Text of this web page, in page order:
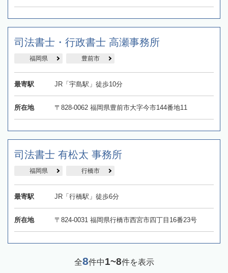
司法書士・行政書士 高瀬事務所
福岡県 豊前市
最寄駅 JR「宇島駅」徒歩10分
所在地 〒828-0062 福岡県豊前市大字今市144番地11
司法書士 有松太 事務所
福岡県 行橋市
最寄駅 JR「行橋駅」徒歩6分
所在地 〒824-0031 福岡県行橋市西宮市四丁目16番23号
全8件中1~8件を表示